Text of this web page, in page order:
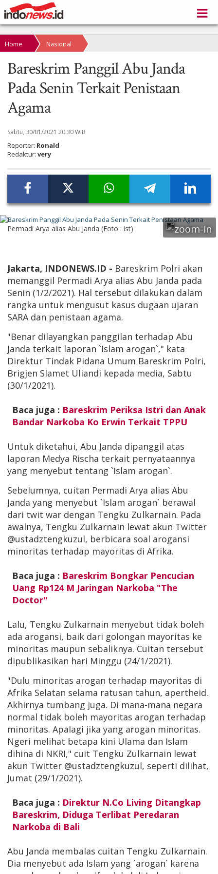
Home Nasional
Bareskrim Panggil Abu Janda
Pada Senin Terkait Penistaan
Agama
Sabtu, 30/01/2021 20:30 WIB
Reporter: Ronald
Redaktur: very
Permadi Arya alias Abu Janda (Foto : ist)
Jakarta, INDONEWS.ID - Bareskrim Polri akan
memanggil Permadi Arya alias Abu Janda pada
Senin (1/2/2021). Hal tersebut dilakukan dalam
rangka untuk mengusut kasus dugaan ujaran
SARA dan penistaan agama.
"Benar dilayangkan panggilan terhadap Abu
Janda terkait laporan `Islam arogan`," kata
Direktur Tindak Pidana Umum Bareskrim Polri,
Brigjen Slamet Uliandi kepada media, Sabtu
(30/1/2021).
Baca juga : Bareskrim Periksa Istri dan Anak
Bandar Narkoba Ko Erwin Terkait TPPU
Untuk diketahui, Abu Janda dipanggil atas
laporan Medya Rischa terkait pernyataannya
yang menyebut tentang `Islam arogan`.
Sebelumnya, cuitan Permadi Arya alias Abu
Janda yang menyebut `Islam arogan` berawal
dari twit war dengan Tengku Zulkarnain. Pada
awalnya, Tengku Zulkarnain lewat akun Twitter
@ustadztengkuzul, berbicara soal arogansi
minoritas terhadap mayoritas di Afrika.
Baca juga : Bareskrim Bongkar Pencucian
Uang Rp124 M Jaringan Narkoba "The
Doctor"
Lalu, Tengku Zulkarnain menyebut tidak boleh
ada arogansi, baik dari golongan mayoritas ke
minoritas maupun sebaliknya. Cuitan tersebut
dipublikasikan hari Minggu (24/1/2021).
"Dulu minoritas arogan terhadap mayoritas di
Afrika Selatan selama ratusan tahun, apertheid.
Akhirnya tumbang juga. Di mana-mana negara
normal tidak boleh mayoritas arogan terhadap
minoritas. Apalagi jika yang arogan minoritas.
Ngeri melihat betapa kini Ulama dan Islam
dihina di NKRI," cuit Tengku Zulkarnain lewat
akun Twitter @ustadztengkuzul, seperti dilihat,
Jumat (29/1/2021).
Baca juga : Direktur N.Co Living Ditangkap
Bareskrim, Diduga Terlibat Peredaran
Narkoba di Bali
Abu Janda membalas cuitan Tengku Zulkarnain.
Dia menyebut ada Islam yang `arogan` karena